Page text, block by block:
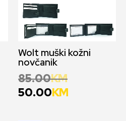
Wolt muški kožni
novčanik
85.00KM
50.00KM